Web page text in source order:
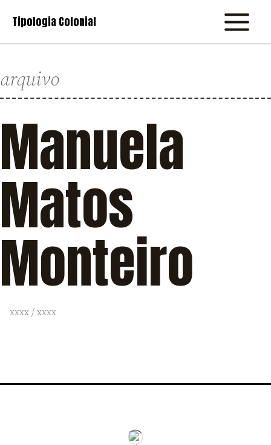
content
Tipologia Colonial
MAIN
arquivo
Manuela
Matos
Monteiro
xxxx / xxxx